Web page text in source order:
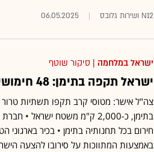
N12 ושירות גלובס 06.05.2025
ישראל במלחמה | סיקור שוטף
ישראל תקפה בתימן: 48 חימושים הוטלו, נמל חודיידה הופצץ
צה"ל אישר: מטוסי קרב תקפו תשתיות טרור
בתימן, כ-2,000 ק"מ משטח
חירום בכל תחנותיה בתימן • בכיר בארגוני
באמצעות המתווכות על סירובו להצעה הישראלית • 59 חטופים - 577